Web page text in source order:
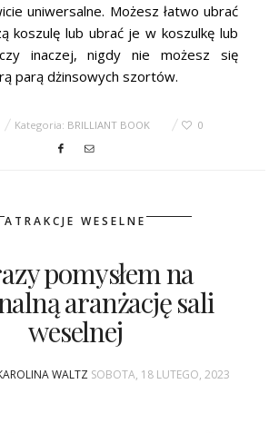
uniwersalne. Możesz łatwo ubrać
koszulę lub ubrać je w koszulkę lub
inaczej, nigdy nie możesz się
parą dżinsowych szortów.
Kategoria: BRILLIANT BOOK 0
ATRAKCJE WESELNE
pomysłem na
aranżację sali
weselnej
WALTZ SOBOTA, 18 LUTEGO, 2023